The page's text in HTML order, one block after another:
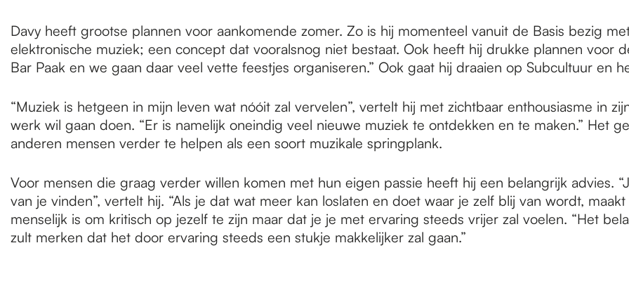
Davy heeft grootse plannen voor aankomende zomer. Zo is hij momenteel vanuit de Basis bezig
elektronische muziek; een concept dat vooralsnog niet bestaat. Ook heeft hij drukke plannen voor
Bar Paak en we gaan daar veel vette feestjes organiseren.” Ook gaat hij draaien op Subcultuur en
“Muziek is hetgeen in mijn leven wat nóóit zal vervelen”, vertelt hij met zichtbaar enthousiasme in
werk wil gaan doen. “Er is namelijk oneindig veel nieuwe muziek te ontdekken en te maken.” Het
anderen mensen verder te helpen als een soort muzikale springplank.
Voor mensen die graag verder willen komen met hun eigen passie heeft hij een belangrijk advies.
van je vinden”, vertelt hij. “Als je dat wat meer kan loslaten en doet waar je zelf blij van wordt,
menselijk is om kritisch op jezelf te zijn maar dat je je met ervaring steeds vrijer zal voelen. “Het
zult merken dat het door ervaring steeds een stukje makkelijker zal gaan.”